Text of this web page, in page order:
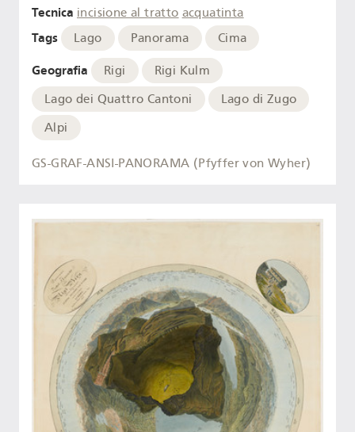
Tecnica incisione al tratto acquatinta
Tags Lago Panorama Cima
Geografia Rigi
Rigi Kulm
Lago dei Quattro Cantoni
Lago di Zugo
Alpi
GS-GRAF-ANSI-PANORAMA (Pfyffer von Wyher)